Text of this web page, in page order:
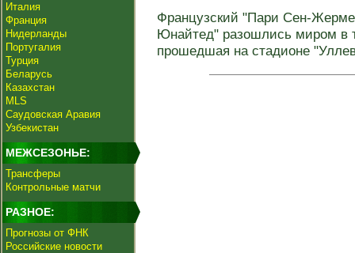
Италия
Франция
Нидерланды
Португалия
Турция
Беларусь
Казахстан
MLS
Саудовская Аравия
Узбекистан
МЕЖСЕЗОНЬЕ:
Трансферы
Контрольные матчи
РАЗНОЕ:
Прогнозы от ФНК
Российские новости
Французский "Пари Сен-
Юнайтед" разошлись миром в
прошедшая на стадионе